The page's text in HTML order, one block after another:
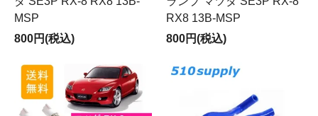
MSP
800円(税込)
RX8 13B-MSP
800円(税込)